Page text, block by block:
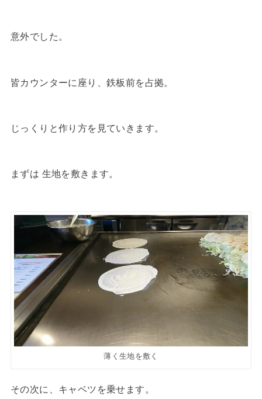
意外でした。
皆カウンターに座り、鉄板前を占拠。
じっくりと作り方を見ていきます。
まずは 生地を敷きます。
薄く生地を敷く
その次に、キャベツを乗せます。